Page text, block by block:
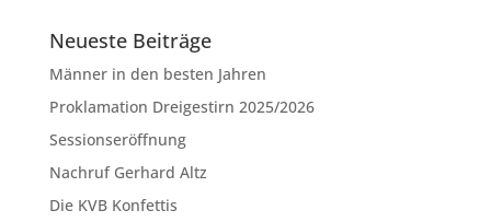
Neueste Beiträge
Männer in den besten Jahren
Proklamation Dreigestirn 2025/2026
Sessionseröffnung
Nachruf Gerhard Altz
Die KVB Konfettis